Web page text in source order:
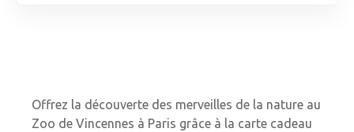
Offrez la découverte des merveilles de la nature au
Zoo de Vincennes à Paris grâce à la carte cadeau